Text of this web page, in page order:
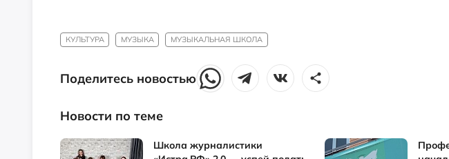
КУЛЬТУРА МУЗЫКА МУЗЫКАЛЬНАЯ ШКОЛА
Поделитесь новостью
Новости по теме
Школа журналистики